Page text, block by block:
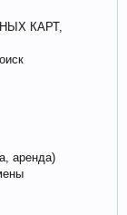
КАРТ,
аренда)